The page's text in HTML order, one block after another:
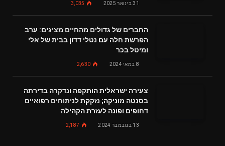
31 בינואר 2025 3,035
החברים של גדולים מהחיים מציגים: ערב
הפרשת חלה עם נטלי דדון בבית של אלי
ומיטל בכר
8 במאי 2024 2,630
צעירה ישראלית הותקפה ונדקרה בדירתה
בסנטה מוניקה; נזקקת לניתוחים רפואיים
דחופים ופונה לעזרת הקהילה
13 בנובמבר 2024 2,187